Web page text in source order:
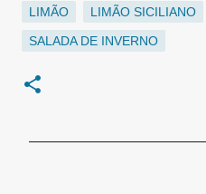
LIMÃO
LIMÃO SICILIANO
SALADA DE INVERNO